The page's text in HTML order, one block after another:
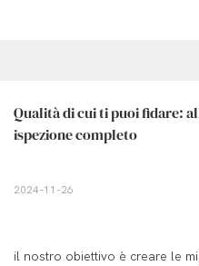
Qualità di cui ti puoi fidare:
ispezione completo
2024-11-26
il nostro obiettivo è creare le